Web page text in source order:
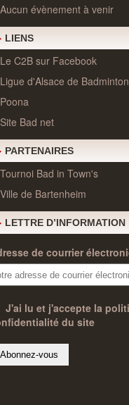
Aucun évènement à venir
LIENS
Le C2B sur Facebook
Ligue d'Alsace de Badminton
Poona
Site Bad net
PARTENAIRES
Tournoi Bad in Town's
Ville de Bartenheim
LETTRE D’INFORMATION
de courrier
J'ai lu et j'accepte la
du site